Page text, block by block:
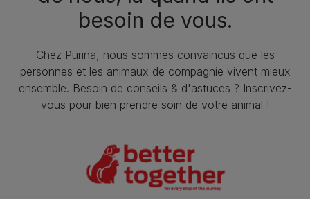
besoin de vous.
Chez Purina, nous sommes convaincus que les
personnes et les animaux de compagnie vivent mieux
ensemble. Besoin de conseils & d'astuces ? Inscrivez-
vous pour bien prendre soin de votre animal !